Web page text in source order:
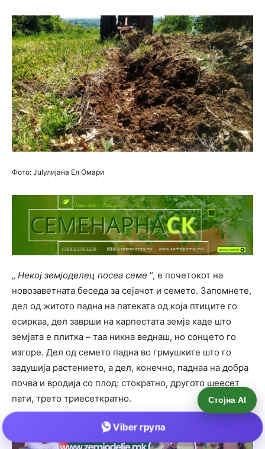
Стојна AI
Viber група